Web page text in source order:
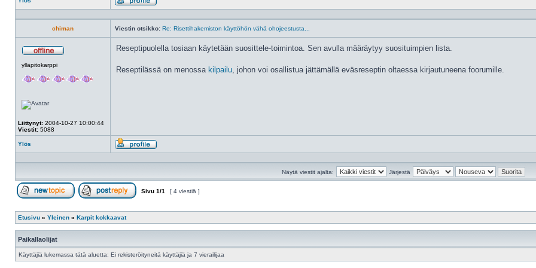
Profiili
chiman
Viestin otsikko: Re: Risettihakemiston käyttöhön vähä ohojeestusta...
ylläpitokarppi
Liittynyt: 2004-10-27 10:00:44
Viestit: 5088
Reseptipuolella tosiaan käytetään suosittele-toimintoa. Sen avulla määräytyy suosituimpien lista.
Reseptilässä on menossa kilpailu, johon voi osallistua jättämällä eväsreseptin oltaessa kirjautuneena foorumille.
Ylös
Profiili
Näytä viestit ajalta:
Järjestä
Sivu 1/1 [ 4 viestiä ]
Etusivu » Yleinen » Karpit kokkaavat
Paikallaolijat
Käyttäjiä lukemassa tätä aluetta: Ei rekisteröityneitä käyttäjiä ja 7 vierailijaa